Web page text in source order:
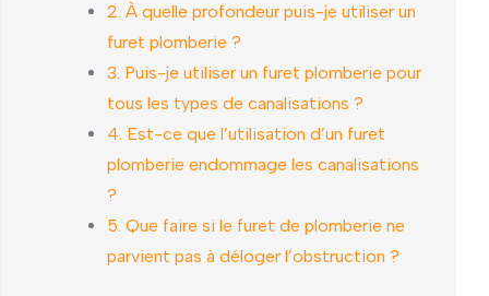
2. À quelle profondeur puis-je utiliser un
furet plomberie ?
3. Puis-je utiliser un furet plomberie pour
tous les types de canalisations ?
4. Est-ce que l’utilisation d’un furet
plomberie endommage les canalisations
?
5. Que faire si le furet de plomberie ne
parvient pas à déloger l’obstruction ?